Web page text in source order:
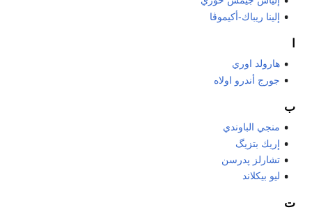
إلينا ريباك-أكيموڤا
هارولد اوري
جورج أندرو اولاه
ب
منجي الباوندي
إريك بتزيگ
تشارلز پدرسن
ليو بيكلاند
ت